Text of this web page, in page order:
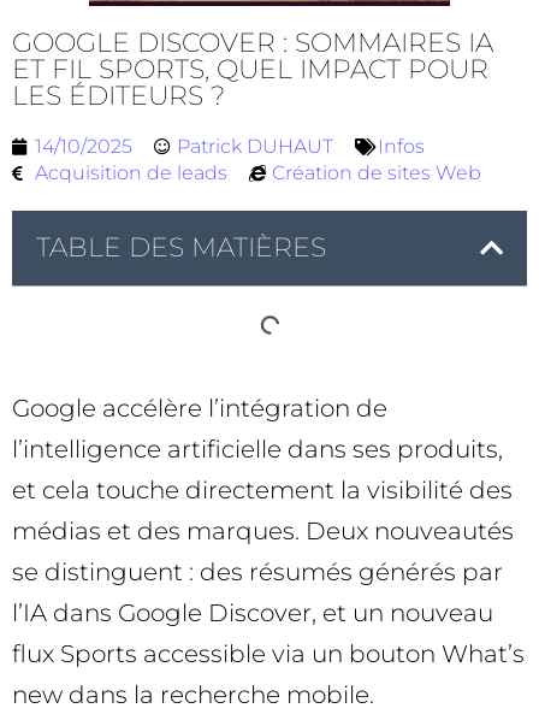
GOOGLE DISCOVER : SOMMAIRES IA
ET FIL SPORTS, QUEL IMPACT POUR
LES ÉDITEURS ?
14/10/2025 Patrick DUHAUT
Infos
Acquisition de leads
Création de sites Web
TABLE DES MATIÈRES
Google accélère l’intégration de
l’intelligence artificielle dans ses produits,
et cela touche directement la visibilité des
médias et des marques. Deux nouveautés
se distinguent : des résumés générés par
l’IA dans Google Discover, et un nouveau
flux Sports accessible via un bouton What’s
new dans la recherche mobile.